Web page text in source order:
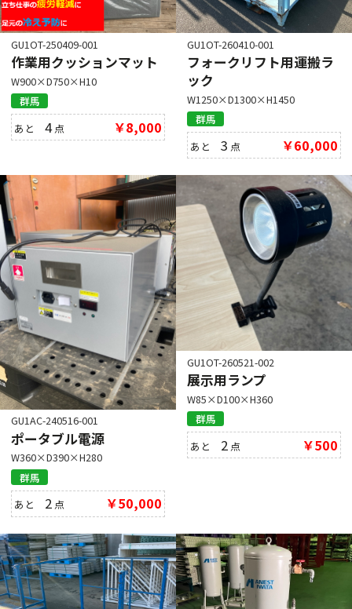
GU1OT-250409-001
作業用クッションマット
W900×D750×H10
群馬
あと4点 ￥8,000
GU1OT-260410-001
フォークリフト用運搬ラ
ック
W1250×D1300×H1450
群馬
あと3 点 ￥60,000
GU1AC-240516-001
ポータブル電源
W360×D390×H280
群馬
あと 2 点 ￥50,000
GU1OT-260521-002
展示用ランプ
W85×D100×H360
群馬
あと 2 点 ￥500